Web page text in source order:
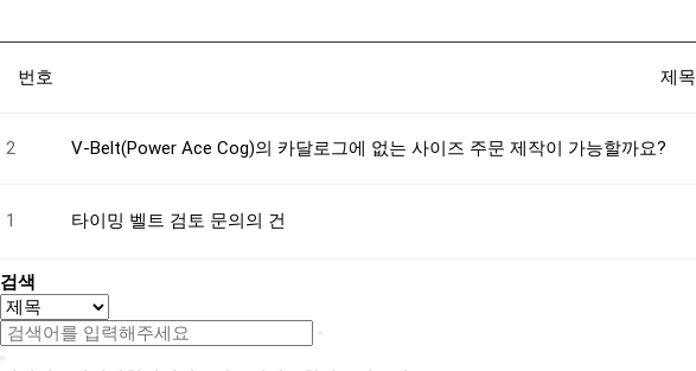
번호 제목
2 V-Belt(Power Ace Cog)의 카달로그에 없는 사이즈 주문 제작이 가능할까요?
1 타이밍 벨트 검토 문의의 건
검색